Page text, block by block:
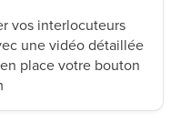
vos interlocuteurs
une vidéo détaillée
place votre bouton